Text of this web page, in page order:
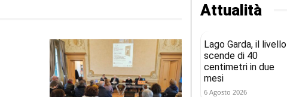
Attualità
Lago Garda, il livello
scende di 40
centimetri in due
mesi
6 Agosto 2026